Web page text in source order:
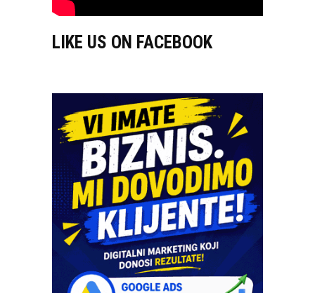
LIKE US ON FACEBOOK